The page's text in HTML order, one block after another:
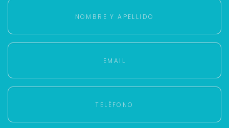
Para responderte
mejor y más rápido